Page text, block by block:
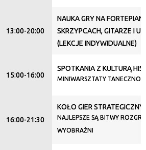
13:00-20:00
NAUKA GRY NA
SKRZYPCACH, GITARZE I
(LEKCJE INDYWIDUALNE)
15:00-16:00
SPOTKANIA Z KULTURĄ
MINIWARSZTATY TANECZNO-
16:00-21:30
KOŁO GIER
NAJLEPSZE SĄ BITWY
WYOBRAŹNI